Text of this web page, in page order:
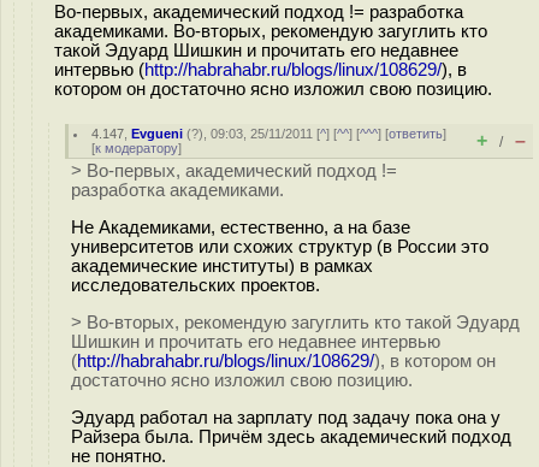
Во-первых, академический подход != разработка
академиками. Во-вторых, рекомендую загуглить кто
такой Эдуард Шишкин и прочитать его недавнее
интервью (http://habrahabr.ru/blogs/linux/108629/), в
котором он достаточно ясно изложил свою позицию.
4.147 ,Evgueni (?), 09:03, 25/11/2011 [^] [^^] [^^^] [ответить]
[к модератору] + / –
> Во-первых, академический подход !=
разработка академиками.
Не Академиками, естественно, а на базе
университетов или схожих структур (в России это
академические институты) в рамках
исследовательских проектов.
> Во-вторых, рекомендую загуглить кто такой Эдуард
Шишкин и прочитать его недавнее интервью
(http://habrahabr.ru/blogs/linux/108629/), в котором он
достаточно ясно изложил свою позицию.
Эдуард работал на зарплату под задачу пока она у
Райзера была. Причём здесь академический подход
не понятно.